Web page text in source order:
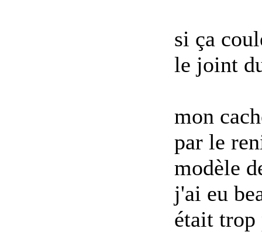
si ça
le joint
mon
par le
modèle
j'ai eu
était